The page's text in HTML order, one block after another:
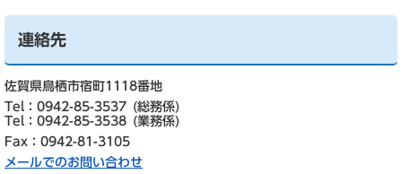
連絡先
佐賀県鳥栖市宿町1118番地
Tel：0942-85-3537
総務係
Tel：0942-85-3538
業務係
Fax：0942-81-3105
メールでのお問い合わせ